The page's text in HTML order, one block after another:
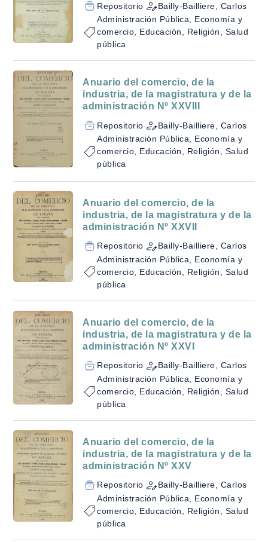
Repositorio
Bailly-Bailliere, Carlos
Administración Pública, Economía y
comercio, Educación, Religión, Salud
pública
Anuario del comercio, de la
industria, de la magistratura y de la
administración Nº XXVIII
Repositorio
Bailly-Bailliere, Carlos
Administración Pública, Economía y
comercio, Educación, Religión, Salud
pública
Anuario del comercio, de la
industria, de la magistratura y de la
administración Nº XXVII
Repositorio
Bailly-Bailliere, Carlos
Administración Pública, Economía y
comercio, Educación, Religión, Salud
pública
Anuario del comercio, de la
industria, de la magistratura y de la
administración Nº XXVI
Repositorio
Bailly-Bailliere, Carlos
Administración Pública, Economía y
comercio, Educación, Religión, Salud
pública
Anuario del comercio, de la
industria, de la magistratura y de la
administración Nº XXV
Repositorio
Bailly-Bailliere, Carlos
Administración Pública, Economía y
comercio, Educación, Religión, Salud
pública